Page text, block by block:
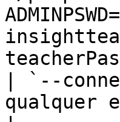
| `--
qualquer